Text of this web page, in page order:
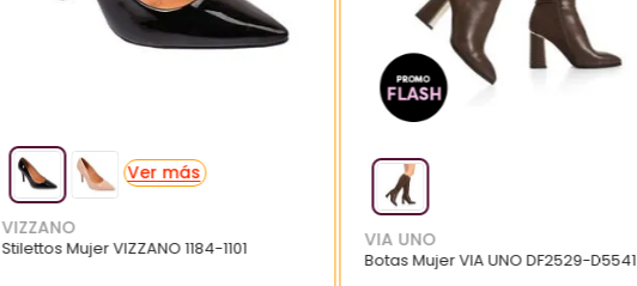
VIZZANO
Stilettos Mujer VIZZANO 1184-1101 VIA UNO
Botas Mujer VIA UNO DF2529-D5541